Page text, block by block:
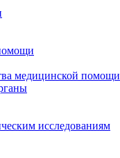
медицинской помощи
исследованиям